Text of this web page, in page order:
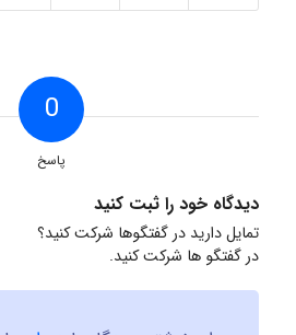
0
پاسخ
دیدگاه خود را ثبت کنید
تمایل دارید در گفتگوها شرکت کنید؟
در گفتگو ها شرکت کنید.